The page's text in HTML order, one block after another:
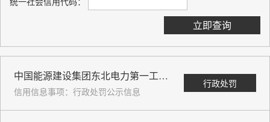
立即查询
中国能源建设集团东北电力第一工程有限公司
信用信息事项：行政处罚公示信息
行政处罚